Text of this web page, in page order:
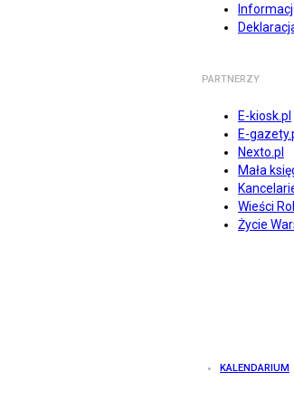
PARTNERZY
E-kiosk.pl
E-
Nexto.pl
Mała
Wieści
Życie
KALENDARIUM